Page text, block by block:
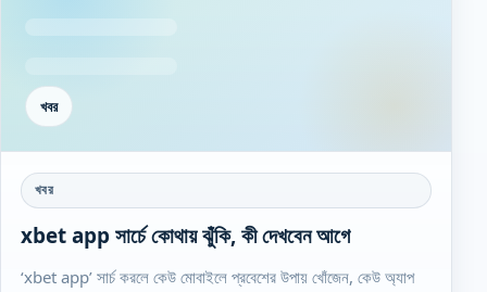
খবর
খবর
xbet app সার্চে কোথায় ঝুঁকি, কী দেখবেন আগে
‘xbet app’ সার্চ করলে কেউ মোবাইলে প্রবেশের উপায় খোঁজেন, কেউ অ্যাপ